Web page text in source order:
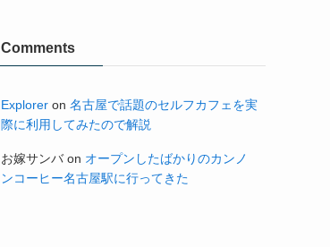
Comments
Explorer on 名古屋で話題のセルフカフェを実
際に利用してみたので解説
お嫁サンバon オープンしたばかりのカンノ
ンコーヒー名古屋駅に行ってきた